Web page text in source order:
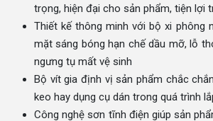
trọng, hiện đại cho sản phẩm, tiện lợi
Thiết kế thông minh với bộ xi phông
mặt sáng bóng hạn chế dầu mỡ, lỗ
ngưng tụ mất vệ sinh
Bộ vít gia định vị sản phẩm chắc
keo hay dụng cụ dán trong quá trình
Công nghệ sơn tĩnh điện giúp sản